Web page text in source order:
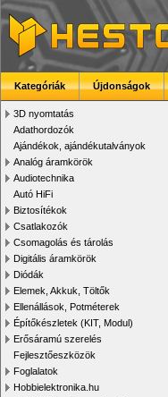
Kategóriák Újdonságok
3D nyomtatás
Adathordozók
Ajándékok, ajándékutalványok
Analóg áramkörök
Audiotechnika
Autó HiFi
Biztosítékok
Csatlakozók
Csomagolás és tárolás
Digitális áramkörök
Diódák
Elemek, Akkuk, Töltők
Ellenállások, Potméterek
Építőkészletek (KIT, Modul)
Erősáramú szerelés
Fejlesztőeszközök
Foglalatok
Hobbielektronika.hu